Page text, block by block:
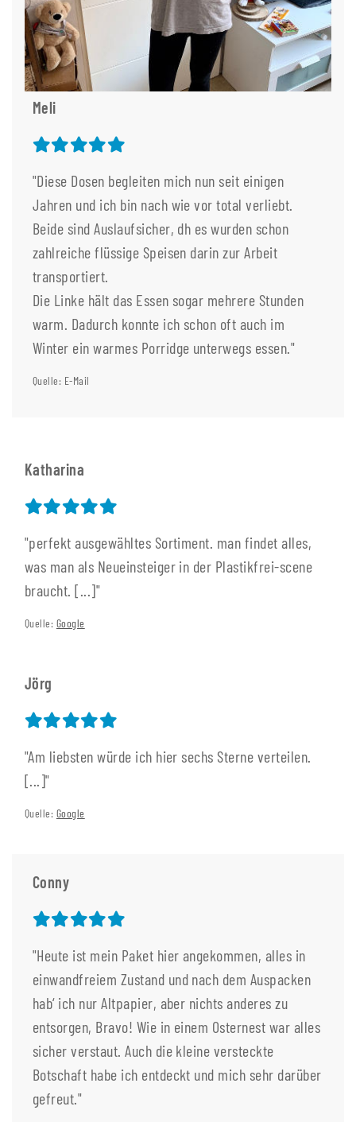
Meli
"Diese Dosen begleiten mich nun seit einigen
Jahren und ich bin nach wie vor total verliebt.
Beide sind Auslaufsicher, dh es wurden schon
zahlreiche flüssige Speisen darin zur Arbeit
transportiert.
Die Linke hält das Essen sogar mehrere Stunden
warm. Dadurch konnte ich schon oft auch im
Winter ein warmes Porridge unterwegs essen."
Quelle: E-Mail
Katharina
"perfekt ausgewähltes Sortiment. man findet alles,
was man als Neueinsteiger in der Plastikfrei-scene
braucht. [...]"
Quelle: Google
Jörg
"Am liebsten würde ich hier sechs Sterne verteilen.
[...]"
Quelle: Google
Conny
"Heute ist mein Paket hier angekommen, alles in
einwandfreiem Zustand und nach dem Auspacken
hab‘ ich nur Altpapier, aber nichts anderes zu
entsorgen, Bravo! Wie in einem Osternest war alles
sicher verstaut. Auch die kleine versteckte
Botschaft habe ich entdeckt und mich sehr darüber
gefreut."